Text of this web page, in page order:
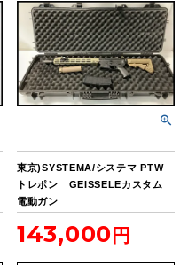
東京)SYSTEMA/システマ PTW
トレポン GEISSELEカスタム
電動ガン
143,000